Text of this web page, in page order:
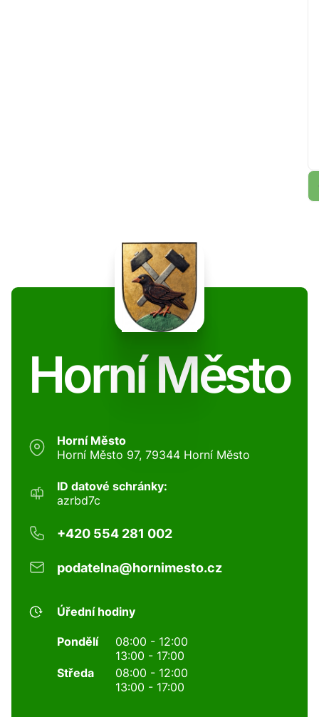
Horní Město
Horní Město
Horní Město 97, 79344 Horní Město
ID datové schránky:
azrbd7c
+420 554 281 002
podatelna@hornimesto.cz
Úřední hodiny
Pondělí
08:00 - 12:00
13:00 - 17:00
Středa
08:00 - 12:00
13:00 - 17:00